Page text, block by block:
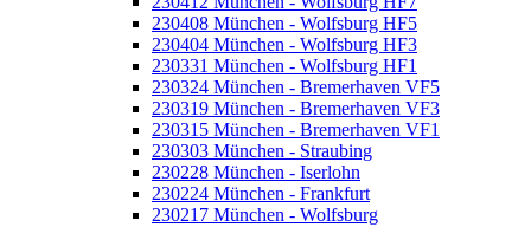
230408 München - Wolfsburg HF5
230404 München - Wolfsburg HF3
230331 München - Wolfsburg HF1
230324 München - Bremerhaven VF5
230319 München - Bremerhaven VF3
230315 München - Bremerhaven VF1
230303 München - Straubing
230228 München - Iserlohn
230224 München - Frankfurt
230217 München - Wolfsburg